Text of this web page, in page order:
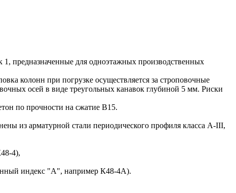
предназначенные для одноэтажных производственных
колонн при погрузке осуществляется за строповочные
осей в виде треугольных канавок глубиной 5 мм. Риски
по прочности на сжатие В15.
из арматурной стали периодического профиля класса A-III,
4),
индекс "А", например К48-4А).